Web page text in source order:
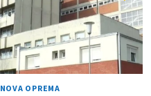
NOVA OPREMA